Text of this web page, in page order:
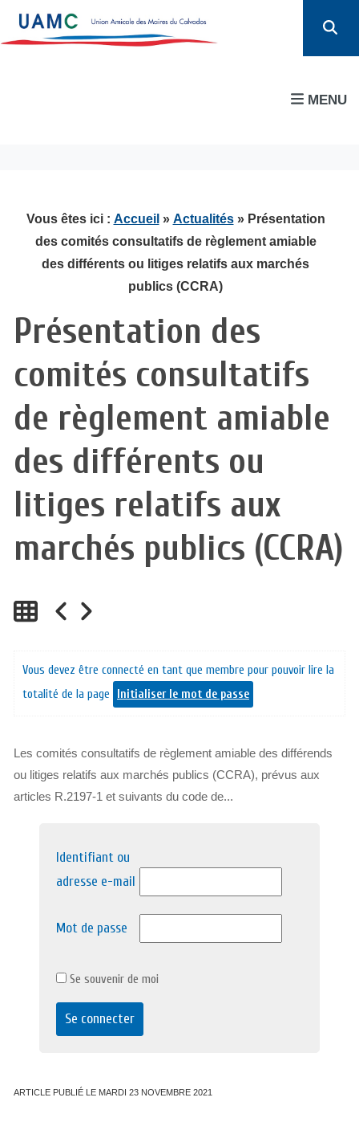
MENU
Vous êtes ici : Accueil » Actualités» Présentation
des comités consultatifs de règlement amiable
des différents ou litiges relatifs aux marchés
publics (CCRA)
Présentation des
comités consultatifs
de règlement amiable
des différents ou
litiges relatifs aux
marchés publics (CCRA)
Vous devez être connecté en tant que membre pour pouvoir lire la
totalité de la page
Initialiser le mot de passe
Les comités consultatifs de règlement amiable des différends
ou litiges relatifs aux marchés publics (CCRA), prévus aux
articles R.2197-1 et suivants du code de...
Identifiant ou
adresse e-mail
Mot de passe
Se souvenir de moi
ARTICLE PUBLIÉ LE MARDI 23 NOVEMBRE 2021